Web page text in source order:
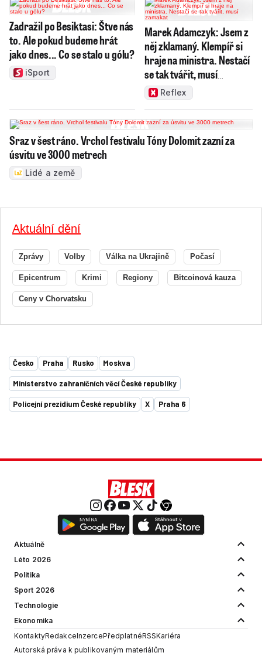
Zadražil po Besiktasi: Štve nás
to. Ale pokud budeme hrát
jako dnes... Co se stalo u gólu?
iSport
Marek Adamczyk: Jsem z
něj zklamaný. Klempíř si
hraje na ministra. Nestačí
se tak tvářit, musí
zamakat
Reflex
Sraz v šest ráno. Vrchol festivalu Tóny Dolomit zazní za
úsvitu ve 3000 metrech
Lidé a země
Aktuální dění
Zprávy Volby Válka na Ukrajině Počasí
Epicentrum Krimi Regiony Bitcoinová kauza
Ceny v Chorvatsku
Česko Praha Rusko Moskva
Ministerstvo zahraničních věcí České republiky
Policejní prezidium České republiky X Praha 6
Aktuálně
Léto 2026
Politika
Sport 2026
Technologie
Ekonomika
KontaktyRedakceInzercePředplatnéRSSKariéra
Autorská práva k publikovaným materiálům